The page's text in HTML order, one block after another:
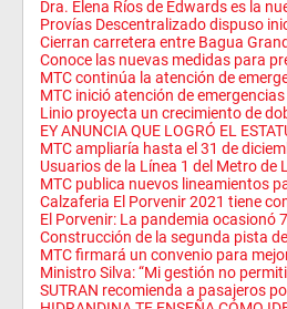
Dra. Elena Ríos de Edwards es la
Provías Descentralizado dispuso
Cierran carretera entre Bagua
Conoce las nuevas medidas para
MTC continúa la atención de
MTC inició atención de
Linio proyecta un crecimiento de
EY ANUNCIA QUE LOGRÓ EL
MTC ampliaría hasta el 31 de
Usuarios de la Línea 1 del Metro de
MTC publica nuevos lineamientos
Calzaferia El Porvenir 2021 tiene
El Porvenir: La pandemia ocasionó
Construcción de la segunda pista
MTC firmará un convenio para
Ministro Silva: “Mi gestión no
SUTRAN recomienda a pasajeros